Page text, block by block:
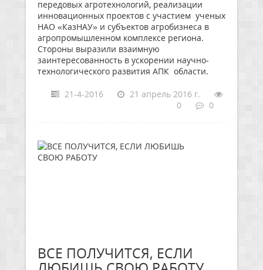
передовых агротехнологий, реализации
инновационных проектов с участием ученых
НАО «КазНАУ» и субъектов агробизнеса в
агропромышленном комплексе региона.
Стороны выразили взаимную
заинтересованность в ускорении научно-
технологического развития АПК области.
21-4-2016
21 апрель 2016 г.
0
0
ВСЕ ПОЛУЧИТСЯ, ЕСЛИ